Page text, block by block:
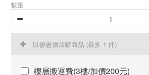
數量
以優惠價加購商品 (最多 1 件)
樓層搬運費(3樓/加價200元)